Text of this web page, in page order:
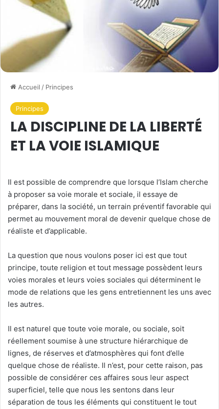
Accueil / Principes
Principes
LA DISCIPLINE DE LA LIBERTÉ
ET LA VOIE ISLAMIQUE
Il est possible de comprendre que lorsque l’Islam cherche
à proposer sa voie morale et sociale, il essaye de
préparer, dans la société, un terrain préventif favorable qui
permet au mouvement moral de devenir quelque chose de
réaliste et d’applicable.
La question que nous voulons poser ici est que tout
principe, toute religion et tout message possèdent leurs
voies morales et leurs voies sociales qui déterminent le
mode de relations que les gens entretiennent les uns avec
les autres.
Il est naturel que toute voie morale, ou sociale, soit
réellement soumise à une structure hiérarchique de
lignes, de réserves et d’atmosphères qui font d’elle
quelque chose de réaliste. Il n’est, pour cette raison, pas
possible de considérer ces affaires sous leur aspect
superficiel, telle que nous les sentons dans leur
séparation de tous les éléments qui constituent le tout